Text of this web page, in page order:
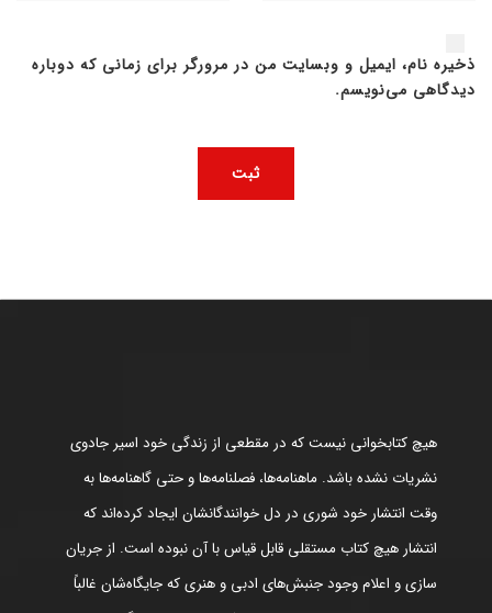
ذخیره نام، ایمیل و وبسایت من در مرورگر برای زمانی که دوباره
دیدگاهی می‌نویسم.
هیچ کتابخوانی نیست که در مقطعی از زندگی خود اسیر جادوی
نشریات نشده باشد. ماهنامه‌ها، فصلنامه‌ها و حتی گاهنامه‌ها به
وقت انتشار خود شوری در دل خوانندگانشان ایجاد کرده‌اند که
انتشار هیچ کتاب مستقلی قابل قیاس با آن نبوده است. از جریان
سازی و اعلام وجود جنبش‌های ادبی و هنری که جایگاه‌شان غالباً